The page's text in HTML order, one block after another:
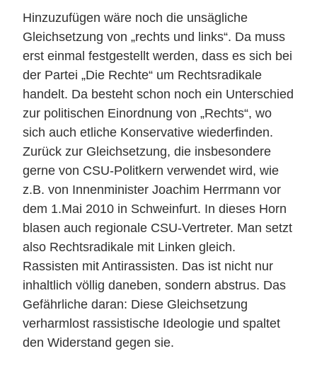
Hinzuzufügen wäre noch die unsägliche
Gleichsetzung von „rechts und links“. Da muss
erst einmal festgestellt werden, dass es sich bei
der Partei „Die Rechte“ um Rechtsradikale
handelt. Da besteht schon noch ein Unterschied
zur politischen Einordnung von „Rechts“, wo
sich auch etliche Konservative wiederfinden.
Zurück zur Gleichsetzung, die insbesondere
gerne von CSU-Politkern verwendet wird, wie
z.B. von Innenminister Joachim Herrmann vor
dem 1.Mai 2010 in Schweinfurt. In dieses Horn
blasen auch regionale CSU-Vertreter. Man setzt
also Rechtsradikale mit Linken gleich.
Rassisten mit Antirassisten. Das ist nicht nur
inhaltlich völlig daneben, sondern abstrus. Das
Gefährliche daran: Diese Gleichsetzung
verharmlost rassistische Ideologie und spaltet
den Widerstand gegen sie.